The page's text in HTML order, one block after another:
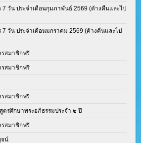
วัน ประจำเดือนกุมภาพันธ์ 2569 (ค้างคืนและไป
วัน ประจำเดือนมกราคม 2569 (ค้างคืนและไป
สมาชิกฟรี
สมาชิกฟรี
สมาชิกฟรี
ตรศึกษาพระอภิธรรมประจำ ๒ ปี
สมาชิกฟรี
จน์